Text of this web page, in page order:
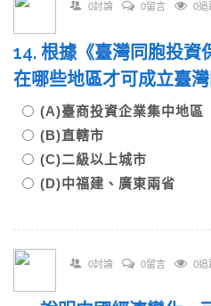
0討論 0留言 0追
14. 根據《臺灣同胞投資
在哪些地區才可成立臺
(A)臺商投資企業集中地區
(B)直轄市
(C)二級以上城市
(D)中福建、廣東兩省
0討論 0留言 0追